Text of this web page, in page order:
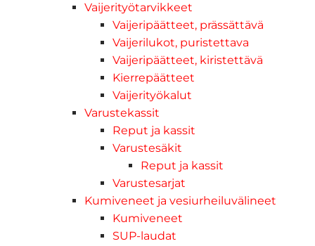
Vaijerityötarvikkeet
Vaijeripäätteet, prässättävä
Vaijerilukot, puristettava
Vaijeripäätteet, kiristettävä
Kierrepäätteet
Vaijerityökalut
Varustekassit
Reput ja kassit
Varustesäkit
Reput ja kassit
Varustesarjat
Kumiveneet ja vesiurheiluvälineet
Kumiveneet
SUP-laudat